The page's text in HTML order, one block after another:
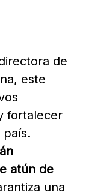
de
este
fortalecer
país.
atún de
una